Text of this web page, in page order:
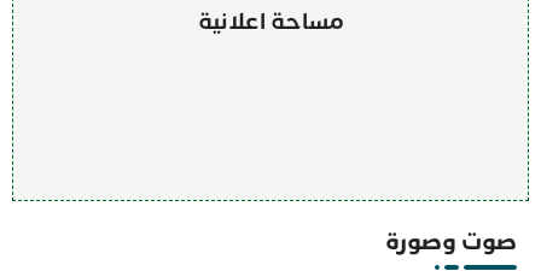
مساحة اعلانية
صوت وصورة